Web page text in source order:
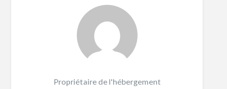
Propriétaire de l'hébergement